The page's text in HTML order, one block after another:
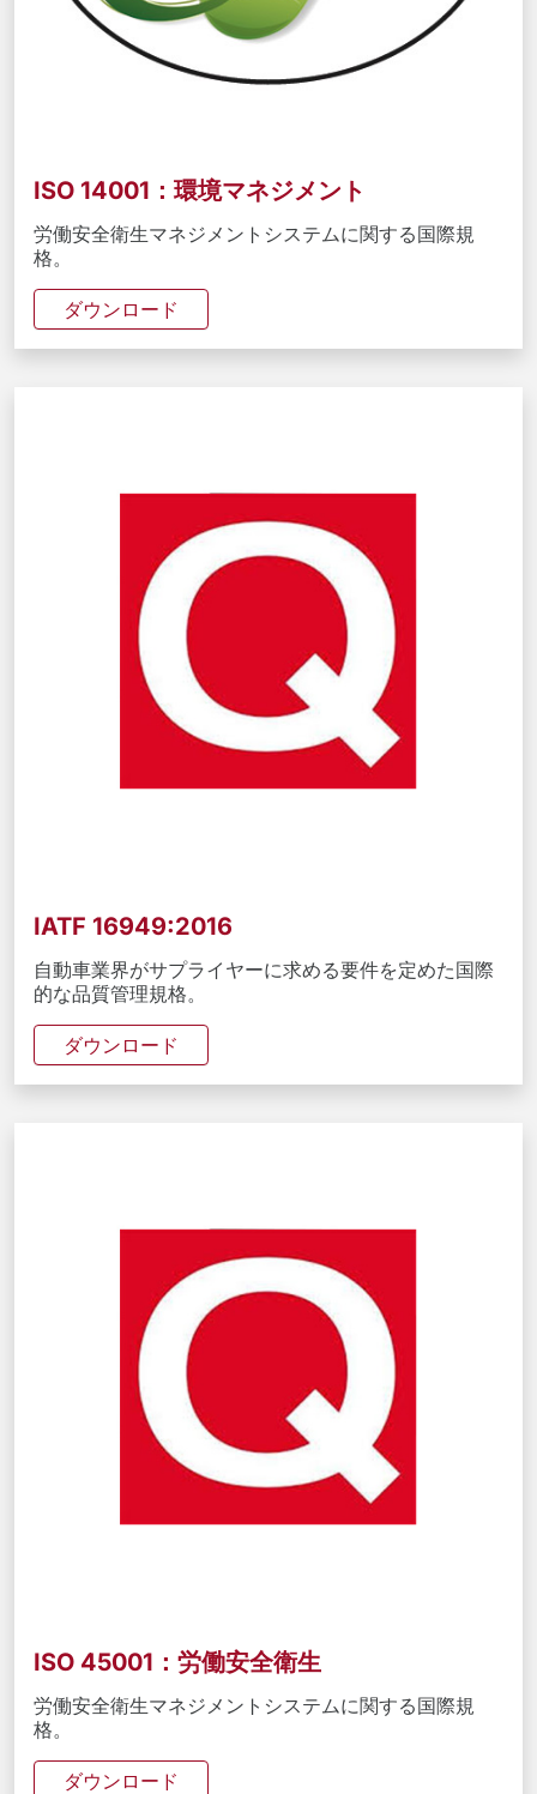
ISO 14001：環境マネジメント
労働安全衛生マネジメントシステムに関する国際規
格。
ダウンロード
IATF 16949:2016
自動車業界がサプライヤーに求める要件を定めた国際
的な品質管理規格。
ダウンロード
ISO 45001：労働安全衛生
労働安全衛生マネジメントシステムに関する国際規
格。
ダウンロード